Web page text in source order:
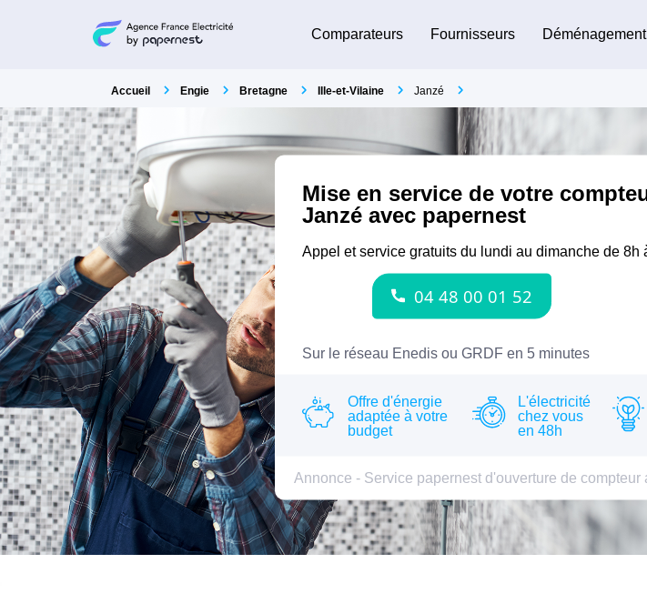
Comparateurs Fournisseurs Déménagement
Accueil Engie Bretagne Ille-et-Vilaine Janzé